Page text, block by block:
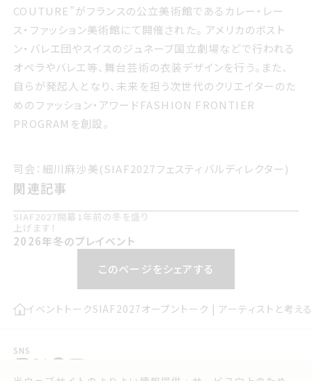
COUTURE”がフランスの公立美術館であるカレー・レー
ス・ファッション美術館にて開催された。 アメリカのボスト
ン・バレエ団やスイスのジュネーブ国立劇場などで行われる
オペラやバレエ等、舞台芸術の衣装デザインを行う。また、
自らが発起人となり、未来を担う次世代のクリエイターのた
めのファッション・アワードFASHION FRONTIER
PROGRAMを創設。
司会細川麻沙美サイアフ2027フェスティバルディレクター
司会：細川麻沙美(SIAF2027フェスティバルディレクター)
関連記事
関連記事
SIAF2027開幕1年前の冬を盛り
上げます！
2026年冬のプレイベント
このページをシェアする
イベント トークSIAF2027オープントーク | アーティストと考え
SNS